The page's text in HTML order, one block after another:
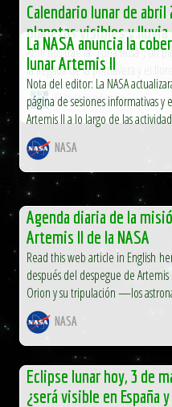
Calendario lunar de abril
planetas visibles y
Abril nos trae la "Luna Rosa", un
la llegada de la primavera y el
El Independiente
La NASA anuncia la
lunar Artemis II
Nota del editor: La NASA
página de sesiones informativas y
Artemis II a lo largo de las
NASA
Agenda diaria de la
Artemis II de la NASA
Read this web article in English
después del despegue de Artemis
Orion y su tripulación —los
NASA
Eclipse lunar hoy, 3 de
¿será visible en España